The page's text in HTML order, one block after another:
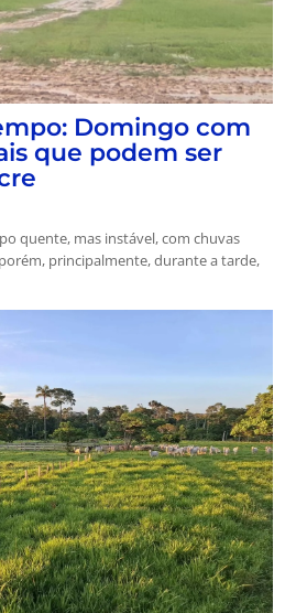
Domingo com
que podem ser
quente, mas instável, com chuvas
principalmente, durante a tarde,